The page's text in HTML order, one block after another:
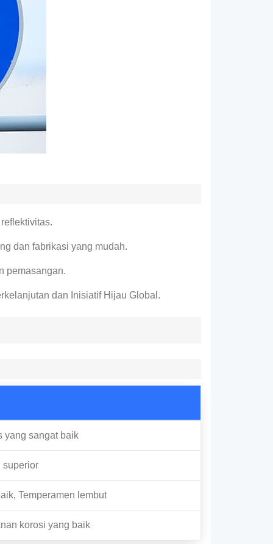
dan fabrikasi yang mudah.
pemasangan.
dan Inisiatif Hijau Global.
yang sangat baik
superior
Temperamen lembut
korosi yang baik